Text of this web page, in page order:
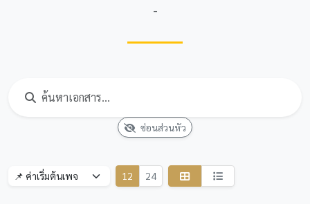
-
ซ่อนส่วนหัว
12 24